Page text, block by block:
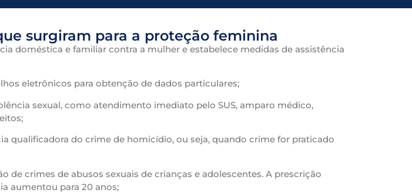
surgiram para a proteção feminina
doméstica e familiar contra a mulher e estabelece medidas de assistência
eletrônicos para obtenção de dados particulares;
sexual, como atendimento imediato pelo SUS, amparo médico,
qualificadora do crime de homicídio, ou seja, quando crime for praticado
de crimes de abusos sexuais de crianças e adolescentes. A prescrição
aumentou para 20 anos;